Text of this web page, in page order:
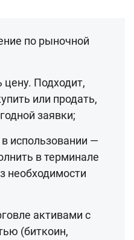
по рыночной
Подходит,
или продать,
заявки;
использовании —
в терминале
необходимости
активами с
(биткоин,